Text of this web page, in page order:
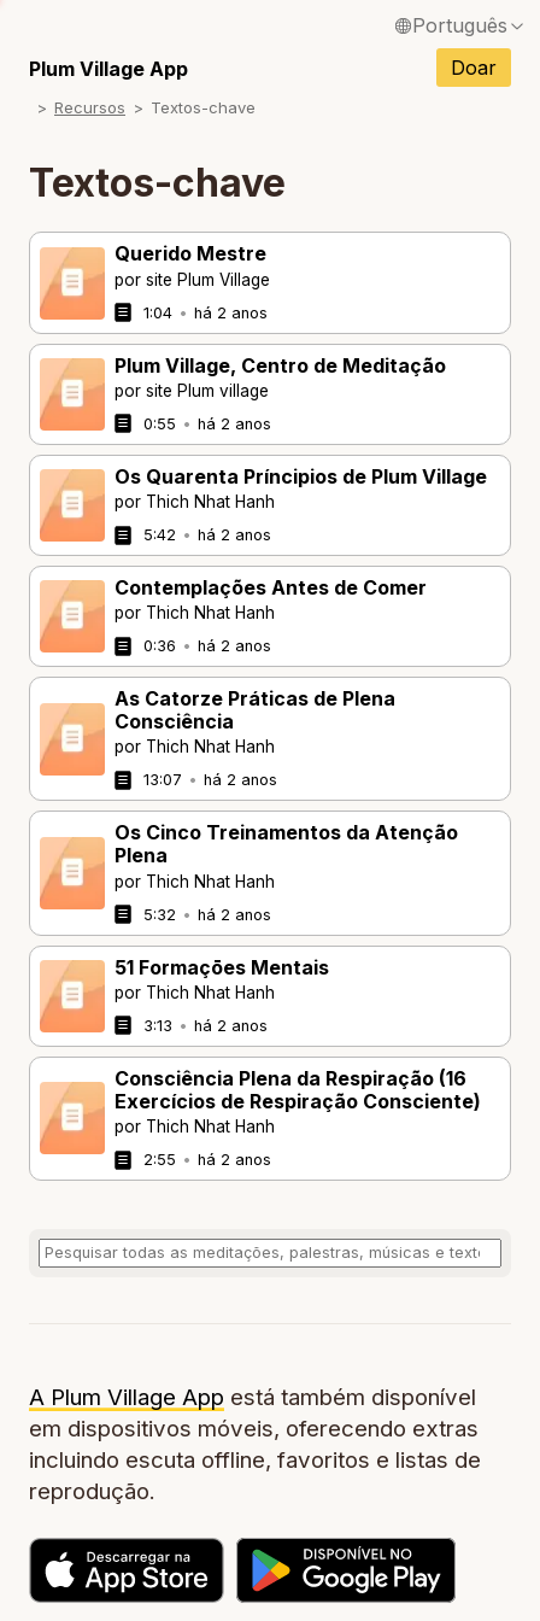
Português
ภาษาไทย / Tailandês
Plum Village App Doar
Recursos Textos-chave
Textos-chave
Querido Mestre
por site Plum Village
1:04 • há 2 anos
Plum Village, Centro de Meditação
por site Plum village
0:55 • há 2 anos
Os Quarenta Príncipios de Plum Village
por Thich Nhat Hanh
5:42 • há 2 anos
Contemplações Antes de Comer
por Thich Nhat Hanh
0:36 • há 2 anos
As Catorze Práticas de Plena
Consciência
por Thich Nhat Hanh
13:07 • há 2 anos
Os Cinco Treinamentos da Atenção
Plena
por Thich Nhat Hanh
5:32 • há 2 anos
51 Formaçōes Mentais
por Thich Nhat Hanh
3:13 • há 2 anos
Consciência Plena da Respiração (16
Exercícios de Respiração Consciente)
por Thich Nhat Hanh
2:55 • há 2 anos
A Plum Village App está também disponível
em dispositivos móveis, oferecendo extras
incluindo escuta offline, favoritos e listas de
reprodução.